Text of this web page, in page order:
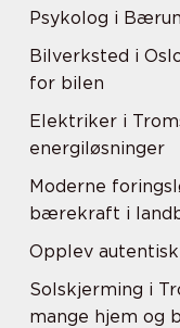
Psykolog i
Bilverksted i
for bilen
Elektriker i
energiløsninger
Moderne
bærekraft i
Opplev
Solskjerming i
mange hjem og